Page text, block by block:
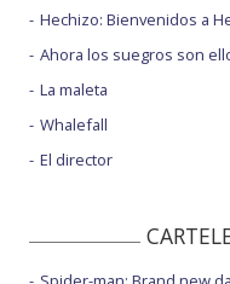
Hechizo: Bienvenidos a
Ahora los suegros son
La maleta
Whalefall
El director